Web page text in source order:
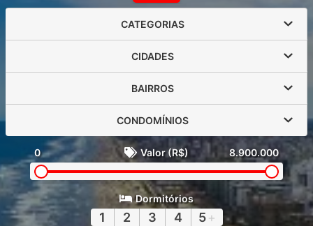
CATEGORIAS
CIDADES
BAIRROS
CONDOMÍNIOS
0 Valor (R$) 8.900.000
Dormitórios
1 2 3 4 5 +